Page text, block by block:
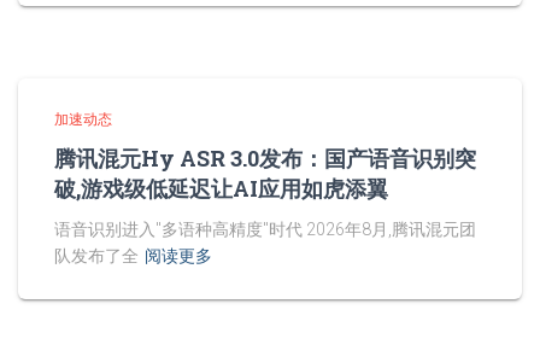
加速动态
腾讯混元Hy ASR 3.0发布：国产语音识别突
破,游戏级低延迟让AI应用如虎添翼
语音识别进入"多语种高精度"时代 2026年8月,腾讯混元团
队发布了全 阅读更多